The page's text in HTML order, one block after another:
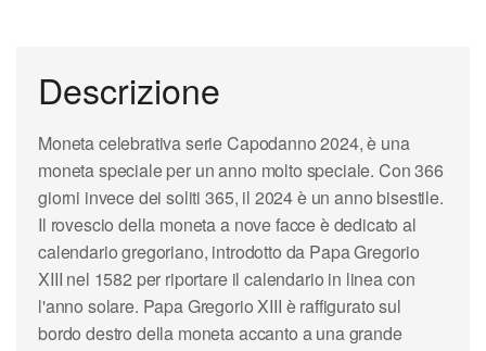
Descrizione
Moneta celebrativa serie Capodanno 2024, è una
moneta speciale per un anno molto speciale. Con 366
giorni invece dei soliti 365, il 2024 è un anno bisestile.
Il rovescio della moneta a nove facce è dedicato al
calendario gregoriano, introdotto da Papa Gregorio
XIII nel 1582 per riportare il calendario in linea con
l'anno solare. Papa Gregorio XIII è raffigurato sul
bordo destro della moneta accanto a una grande